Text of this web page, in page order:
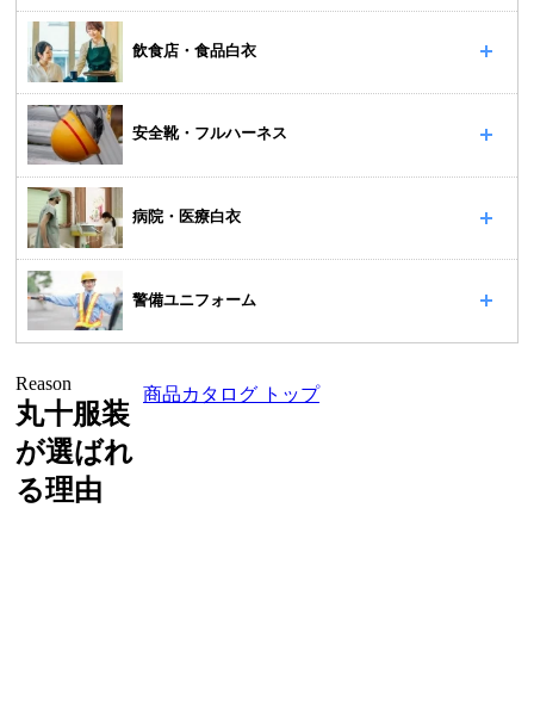
飲食店・食品白衣
安全靴・フルハーネス
病院・医療白衣
警備ユニフォーム
商品カタログ トップ
Reason
丸十服装
が選ばれ
る理由